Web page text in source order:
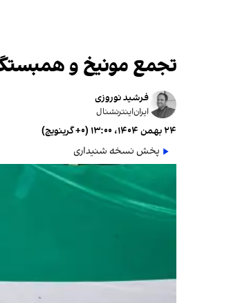
تجمع مونیخ و
فرشید نوروزی
ایران‌اینترنشنال
۲۴ بهمن ۱۴۰۴، ۱۳:۰۰ (‎+۰ گرینویچ)
پخش نسخه شنیداری